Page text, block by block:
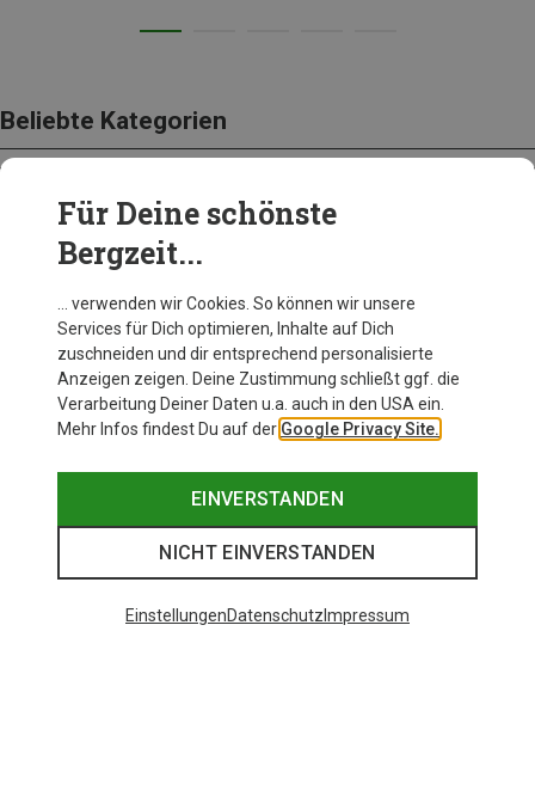
Beliebte Kategorien
BEKLEIDUNG
Für Deine schönste
Bergzeit...
… verwenden wir Cookies. So können wir unsere
Services für Dich optimieren, Inhalte auf Dich
zuschneiden und dir entsprechend personalisierte
Anzeigen zeigen. Deine Zustimmung schließt ggf. die
Verarbeitung Deiner Daten u.a. auch in den USA ein.
Mehr Infos findest Du auf der Google Privacy Site.
EINVERSTANDEN
NICHT EINVERSTANDEN
EinstellungenDatenschutz Impressum